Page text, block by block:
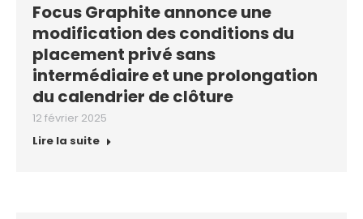
Focus Graphite annonce une
modification des conditions du
placement privé sans
intermédiaire et une prolongation
du calendrier de clôture
12 février 2025
Lire la suite